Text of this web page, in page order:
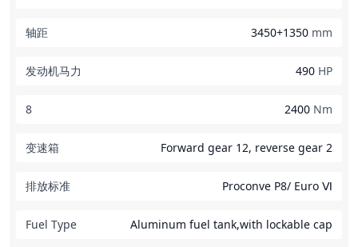
轴距 3450+1350 mm
发动机马力 490 HP
8 2400 Nm
变速箱 Forward gear 12, reverse gear 2
排放标准 Proconve P8/ Euro Ⅵ
Fuel Type Aluminum fuel tank,with lockable cap